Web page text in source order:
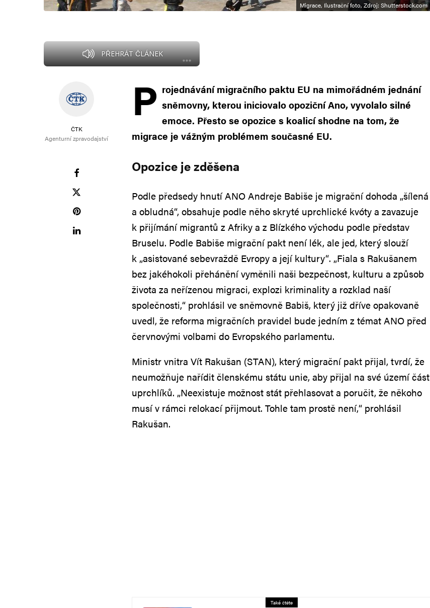
Migrace, Ilustrační foto, Zdroj: Shutterstock.com
PŘEHRÁT ČLÁNEK
ČTK
Agenturní zpravodajství
P rojednávání migračního paktu EU na mimořádném jednání
sněmovny, kterou iniciovalo opoziční Ano, vyvolalo silné
emoce. Přesto se opozice s koalicí shodne na tom, že
migrace je vážným problémem současné EU.
Opozice je zděšena
Podle předsedy hnutí ANO Andreje Babiše je migrační dohoda „šílená
a obludná“, obsahuje podle něho skryté uprchlické kvóty a zavazuje
k přijímání migrantů z Afriky a z Blízkého východu podle představ
Bruselu. Podle Babiše migrační pakt není lék, ale jed, který slouží
k „asistované sebevraždě Evropy a její kultury“. „Fiala s Rakušanem
bez jakéhokoli přehánění vyměnili naši bezpečnost, kulturu a způsob
života za neřízenou migraci, explozi kriminality a rozklad naší
společnosti,“ prohlásil ve sněmovně Babiš, který již dříve opakovaně
uvedl, že reforma migračních pravidel bude jedním z témat ANO před
červnovými volbami do Evropského parlamentu.
Ministr vnitra Vít Rakušan (STAN), který migrační pakt přijal, tvrdí, že
neumožňuje nařídit členskému státu unie, aby přijal na své území část
uprchlíků. „Neexistuje možnost stát přehlasovat a poručit, že někoho
musí v rámci relokací přijmout. Tohle tam prostě není,“ prohlásil
Rakušan.
Také čtěte